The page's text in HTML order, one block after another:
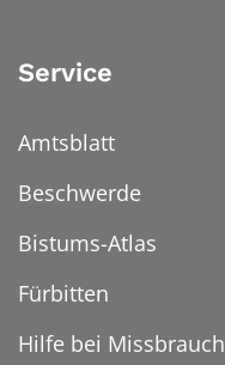
Service
Amtsblatt
Beschwerde
Bistums-Atlas
Fürbitten
Hilfe bei Missbrauch